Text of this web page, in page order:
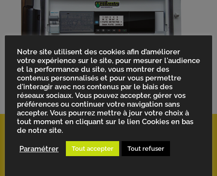
Notre site utilisent des cookies afin d’améliorer
votre expérience sur le site, pour mesurer l'audience
et la performance du site, vous montrer des
contenus personnalisés et pour vous permettre
d'interagir avec nos contenus par le biais des
réseaux sociaux. Vous pouvez accepter, gérer vos
préférences ou continuer votre navigation sans
accepter. Vous pourrez mettre à jour votre choix à
tout moment en cliquant sur le lien Cookies en bas
de notre site.
Paramétrer Tout accepter Tout refuser